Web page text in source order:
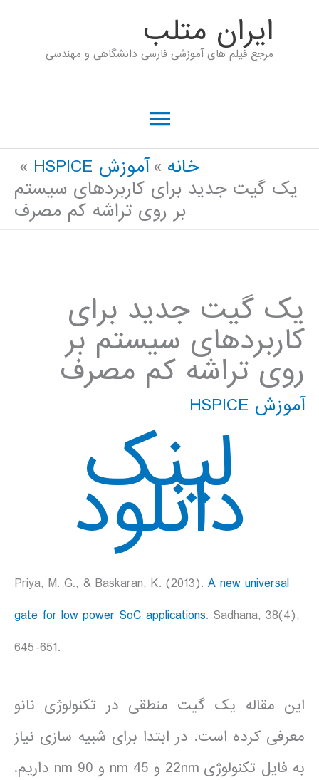
ايران متلب
مرجع فیلم های آموزشی فارسی دانشگاهی و مهندسی
فهرست
اصلیخانه
آموزش HSPICE
یک گیت جدید برای کاربردهای سیستم
بر روی تراشه کم مصرف
یک گیت جدید برای
کاربردهای سیستم بر
روی تراشه کم مصرف
آموزش HSPICE
لینک
دانلود
Priya, M. G., & Baskaran, K. (2013). A new universal
gate for low power SoC applications. Sadhana, 38(4),
645-651.
این مقاله یک گیت منطقی در تکنولوژی نانو
معرفی کرده است. در ابتدا برای شبیه سازی نیاز
به فایل تکنولوژی 22nm و 45 nm و 90 nm داریم.